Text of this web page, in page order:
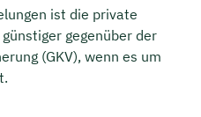
ist die private
gegenüber der
(GKV), wenn es um